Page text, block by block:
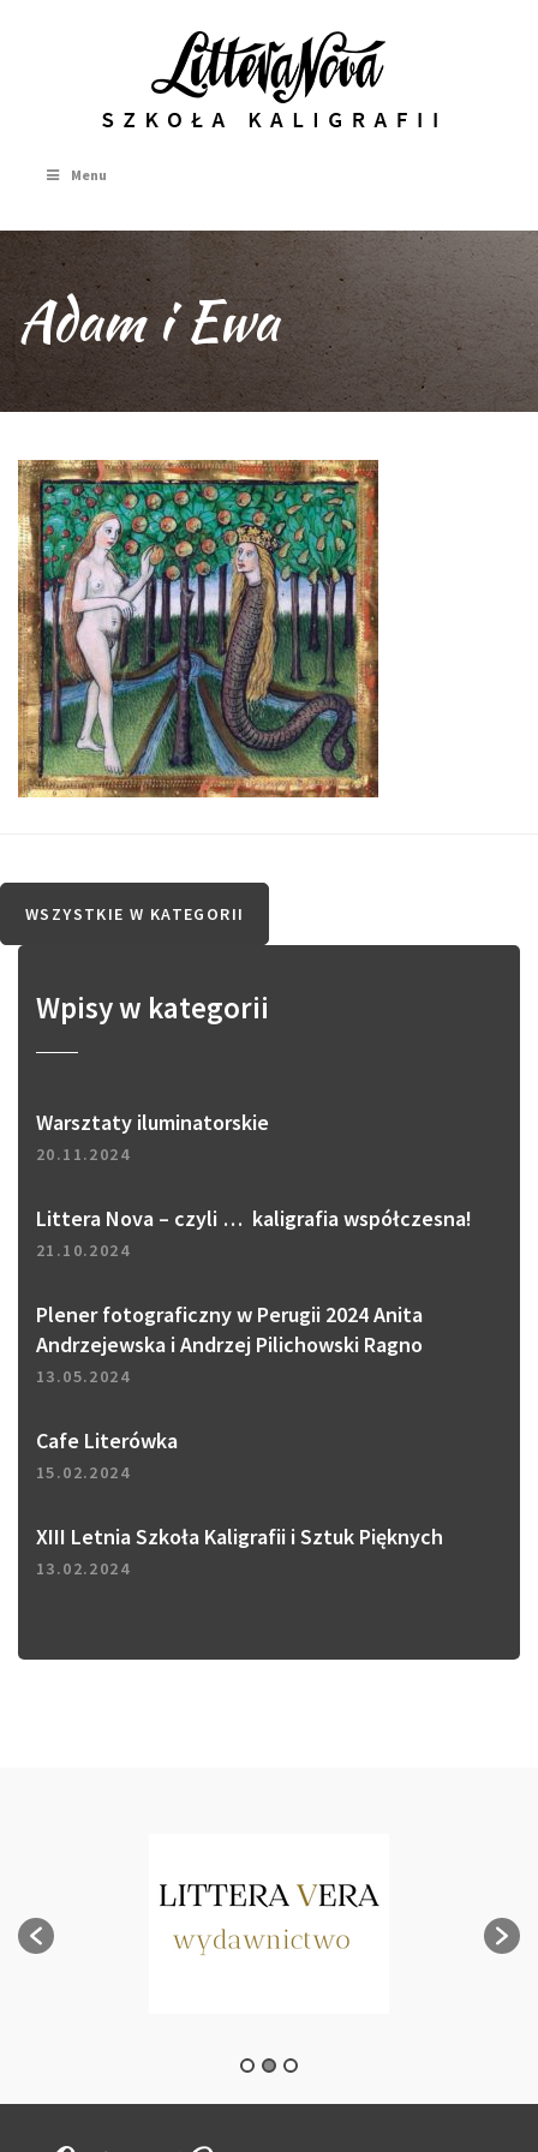
Menu
Adam i Ewa
WSZYSTKIE W KATEGORII
Wpisy w kategorii
Warsztaty iluminatorskie
20.11.2024
Littera Nova – czyli … kaligrafia współczesna!
21.10.2024
Plener fotograficzny w Perugii 2024 Anita
Andrzejewska i Andrzej Pilichowski Ragno
13.05.2024
Cafe Literówka
15.02.2024
XIII Letnia Szkoła Kaligrafii i Sztuk Pięknych
13.02.2024